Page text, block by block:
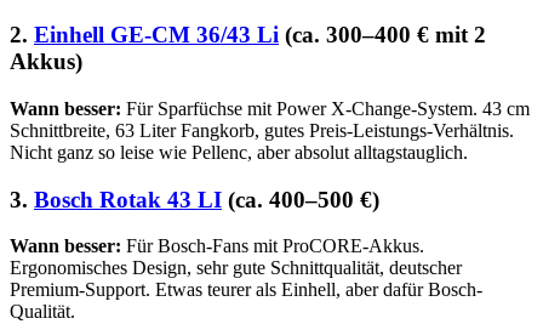
2. Einhell GE-CM 36/43 Li (ca. 300–400 € mit 2
Akkus)
Wann besser: Für Sparfüchse mit Power X-Change-System. 43 cm
Schnittbreite, 63 Liter Fangkorb, gutes Preis-Leistungs-Verhältnis.
Nicht ganz so leise wie Pellenc, aber absolut alltagstauglich.
3. Bosch Rotak 43 LI (ca. 400–500 €)
Wann besser: Für Bosch-Fans mit ProCORE-Akkus.
Ergonomisches Design, sehr gute Schnittqualität, deutscher
Premium-Support. Etwas teurer als Einhell, aber dafür Bosch-
Qualität.